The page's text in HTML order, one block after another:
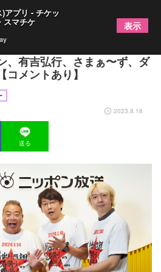
り』横浜アリーナで開催決
有吉弘行、さまぁ〜ず、ダ
メントあり】
2023.8.18
送る
アプリ - チケッ
スマチケ 表示